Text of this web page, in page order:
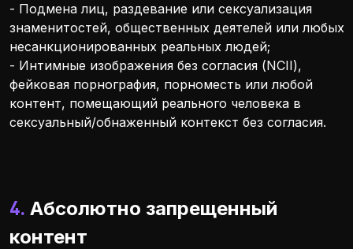
- Подмена лиц, раздевание или сексуализация
знаменитостей, общественных деятелей или любых
несанкционированных реальных людей;
- Интимные изображения без согласия (NCII),
фейковая порнография, порноместь или любой
контент, помещающий реального человека в
сексуальный/обнаженный контекст без согласия.
4. Абсолютно запрещенный
контент